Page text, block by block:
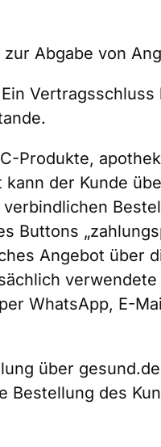
Abgabe von
Produkte,
der Kunde
Buttons
Angebot über
verwendete
WhatsApp, E-
über
Bestellung des